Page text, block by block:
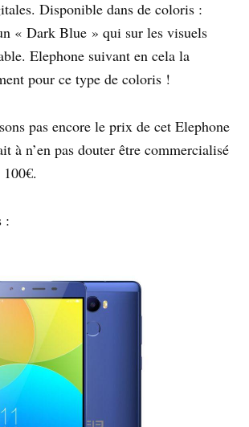
Disponible dans de coloris :
« Dark Blue » qui sur les visuels
Elephone suivant en cela la
pour ce type de coloris !
pas encore le prix de cet Elephone
à n’en pas douter être commercialisé
: